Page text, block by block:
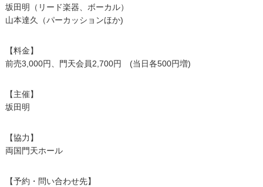
坂田明（リード楽器、ボーカル）
山本達久（パーカッションほか)
【料金】
前売3,000円、門天会員2,700円 (当日各500円増)
【主催】
坂田明
【協力】
両国門天ホール
【予約・問い合わせ先】